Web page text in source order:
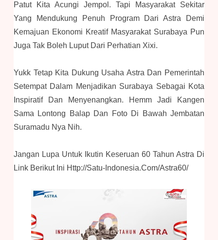
Patut Kita Acungi Jempol. Tapi Masyarakat Sekitar
Yang Mendukung Penuh Program Dari Astra Demi
Kemajuan Ekonomi Kreatif Masyarakat Surabaya Pun
Juga Tak Boleh Luput Dari Perhatian Xixi.
Yukk Tetap Kita Dukung Usaha Astra Dan Pemerintah
Setempat Dalam Menjadikan Surabaya Sebagai Kota
Inspiratif Dan Menyenangkan. Hemm Jadi Kangen
Sama Lontong Balap Dan Foto Di Bawah Jembatan
Suramadu Nya Nih.
Jangan Lupa Untuk Ikutin Keseruan 60 Tahun Astra Di
Link Berikut Ini Http://satu-Indonesia.com/astra60/